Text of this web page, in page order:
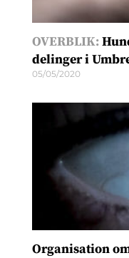
OVERBLIK:
delinger i
05/05/2020
Organisation